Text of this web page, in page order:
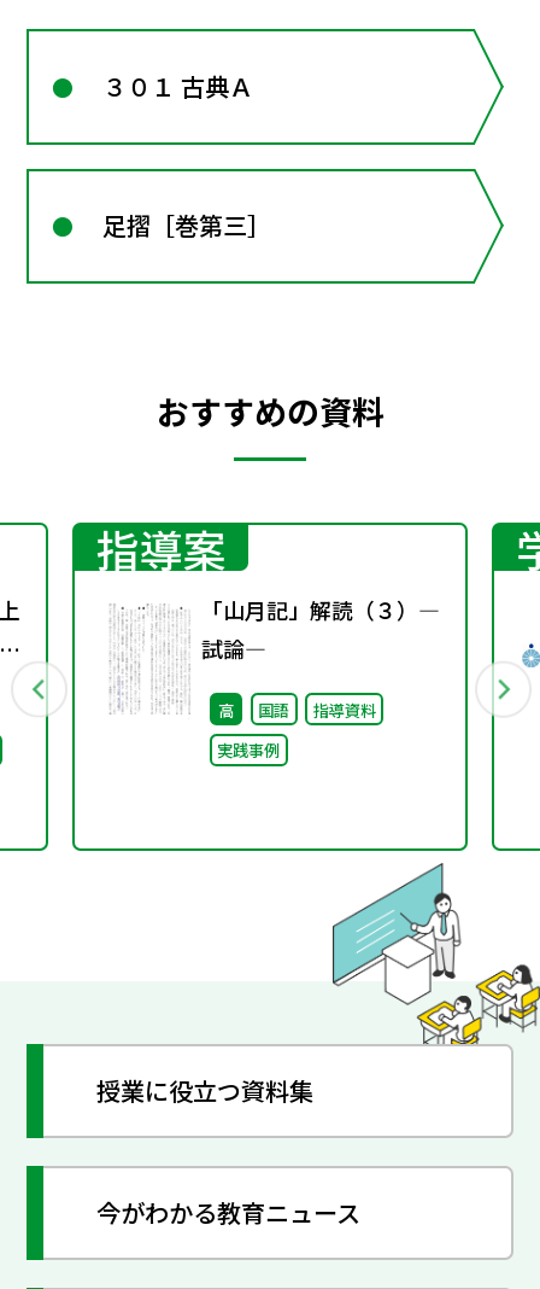
３０１ 古典Ａ
足摺［巻第三］
おすすめの資料
指導案
「山月記」解読（３）―
試論―
高 国語
指導資料
実践事例
授業に役立つ資料集
今がわかる教育ニュース